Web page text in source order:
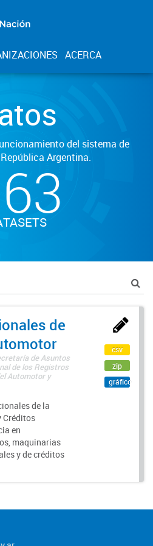
ACERCA
del sistema de
Argentina.
de
de Asuntos
de los Registros
Automotor y
de la
Créditos
en
maquinarias
y de créditos
csv
zip
gráfico